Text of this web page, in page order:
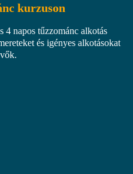
kurzuson
4 napos tűzzománc alkotás
és igényes alkotásokat